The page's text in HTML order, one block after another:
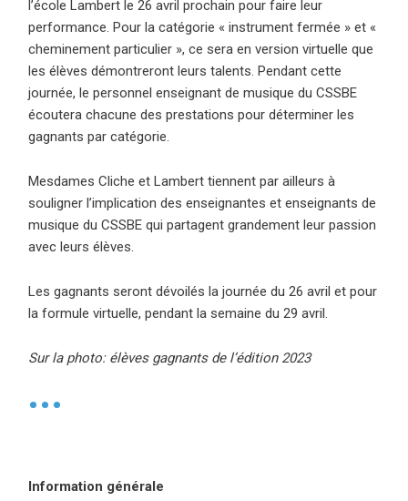
l’école Lambert le 26 avril prochain pour faire leur
performance. Pour la catégorie « instrument fermée » et «
cheminement particulier », ce sera en version virtuelle que
les élèves démontreront leurs talents. Pendant cette
journée, le personnel enseignant de musique du CSSBE
écoutera chacune des prestations pour déterminer les
gagnants par catégorie.
Mesdames Cliche et Lambert tiennent par ailleurs à
souligner l’implication des enseignantes et enseignants de
musique du CSSBE qui partagent grandement leur passion
avec leurs élèves.
Les gagnants seront dévoilés la journée du 26 avril et pour
la formule virtuelle, pendant la semaine du 29 avril.
Sur la photo: élèves gagnants de l’édition 2023
•
Information générale